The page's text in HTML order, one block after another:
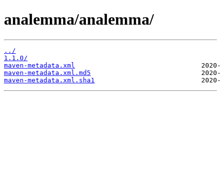
analemma/analemma/
../
1.1.0/
maven-metadata.xml
maven-metadata.xml.md5
maven-metadata.xml.sha1